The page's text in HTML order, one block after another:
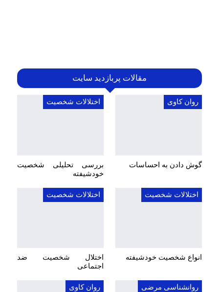
مقالات پربازدید سایت
روان کاوی
گوش دادن به احساسات
اختلالات شخصیت
بررسی تحلیلی شخصیت
خودشیفته
اختلالات شخصیت
انواع شخصیت خودشیفته
اختلالات شخصیت
اختلال شخصیت ضد
اجتماعی
روانشناسی مرضی روان کاوی